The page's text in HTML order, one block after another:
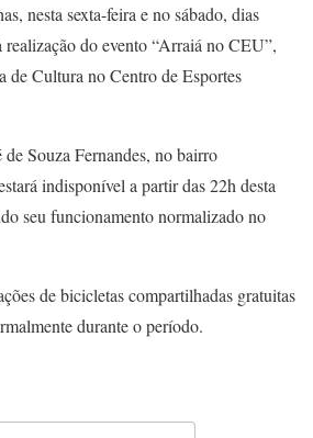
nesta sexta-feira e no sábado, dias
do evento “Arraiá no CEU”,
de Cultura no Centro de Esportes
Souza Fernandes, no bairro
indisponível a partir das 22h desta
seu funcionamento normalizado no
de bicicletas compartilhadas gratuitas
durante o período.